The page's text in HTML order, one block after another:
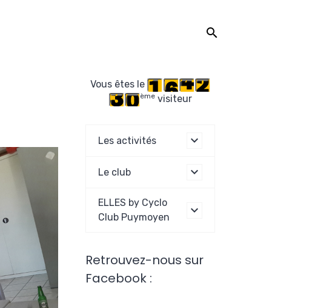
Vous êtes le
èmevisiteur
Les activités
Le club
ELLES by Cyclo
Club Puymoyen
Retrouvez-nous sur
Facebook :